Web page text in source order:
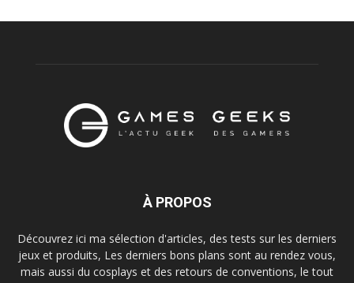
À PROPOS
Découvrez ici ma sélection d'articles, des tests sur les derniers
jeux et produits, Les derniers bons plans sont au rendez vous,
mais aussi du cosplays et des retours de conventions, le tout